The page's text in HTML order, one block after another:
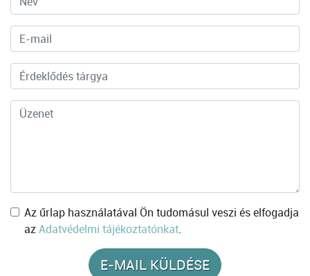
Az űrlap használatával Ön tudomásul veszi és elfogadja
azAdatvédelmi tájékoztatónkat.
E-MAIL KÜLDÉSE